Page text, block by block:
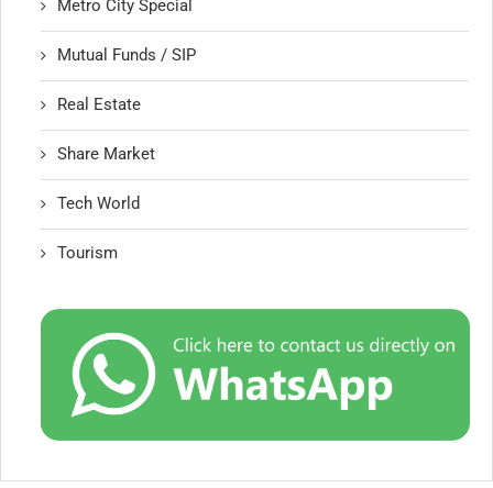
Metro City Special
Mutual Funds / SIP
Real Estate
Share Market
Tech World
Tourism